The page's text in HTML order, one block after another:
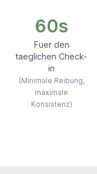
60s
Fuer den
taeglichen Check-
in
(Minimale Reibung,
maximale
Konsistenz)